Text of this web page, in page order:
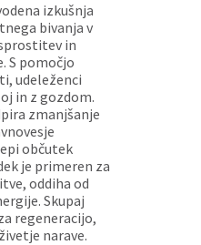
izkušnja
bivanja v
in
S pomočjo
udeleženci
in z gozdom.
zmanjšanje
občutek
je primeren za
oddiha od
Skupaj
regeneracijo,
narave.